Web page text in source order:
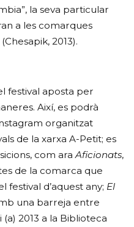
la seva particular
a les comarques
(Chesapik, 2013).
festival aposta per
Així, es podrà
organitzat
de la xarxa A-Petit; es
com araAficionats,
de la comarca que
festival d’aquest any; El
una barreja entre
2013 a la Biblioteca